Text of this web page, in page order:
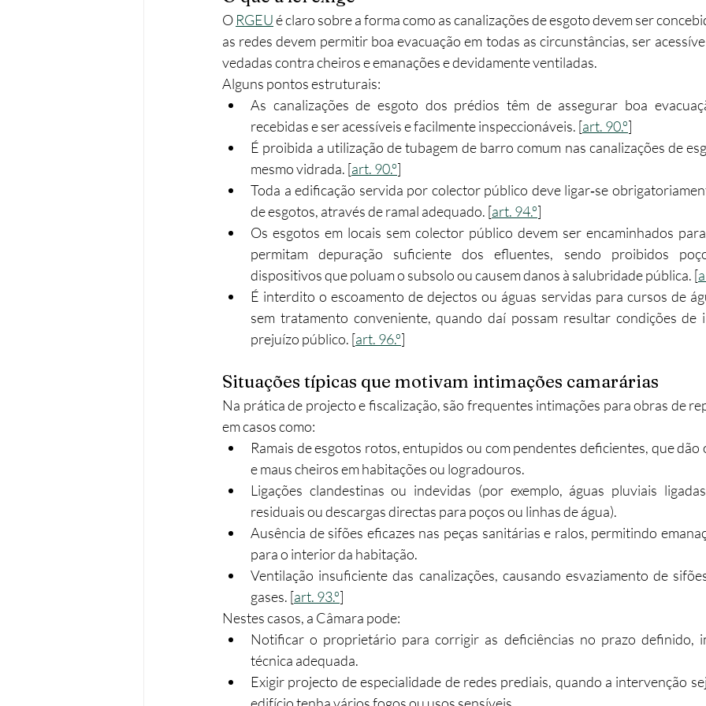
O RGEU é claro sobre a forma como as canalizações de esgoto devem ser
as redes devem permitir boa evacuação em todas as circunstâncias, ser
vedadas contra cheiros e emanações e devidamente ventiladas.​
Alguns pontos estruturais:
As canalizações de esgoto dos prédios têm de assegurar boa
recebidas e ser acessíveis e facilmente inspeccionáveis. [art. 90.º]
É proibida a utilização de tubagem de barro comum nas canalizações de
mesmo vidrada. [art. 90.º]
Toda a edificação servida por colector público deve ligar‑se
de esgotos, através de ramal adequado. [art. 94.º]
Os esgotos em locais sem colector público devem ser encaminhados
permitam depuração suficiente dos efluentes, sendo proibidos
dispositivos que poluam o subsolo ou causem danos à salubridade pública. [
É interdito o escoamento de dejectos ou águas servidas para cursos de
sem tratamento conveniente, quando daí possam resultar condições de
prejuízo público. [art. 96.º]
Situações típicas que motivam intimações camarárias
Na prática de projecto e fiscalização, são frequentes intimações para obras de
em casos como:
Ramais de esgotos rotos, entupidos ou com pendentes deficientes, que dão
e maus cheiros em habitações ou logradouros.​
Ligações clandestinas ou indevidas (por exemplo, águas pluviais
residuais ou descargas directas para poços ou linhas de água).​
Ausência de sifões eficazes nas peças sanitárias e ralos, permitindo
para o interior da habitação.​
Ventilação insuficiente das canalizações, causando esvaziamento de
gases. [art. 93.º]
Nestes casos, a Câmara pode:
Notificar o proprietário para corrigir as deficiências no prazo definido,
técnica adequada.
Exigir projecto de especialidade de redes prediais, quando a intervenção
edifício tenha vários fogos ou usos sensíveis.​